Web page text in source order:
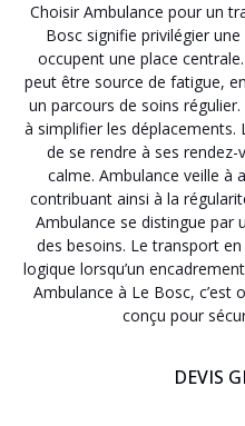
Choisir Ambulance pour un
Bosc signifie privilégier
occupent une place
peut être source de fatigue,
un parcours de soins
à simplifier les déplacements.
de se rendre à ses
calme. Ambulance veille à
contribuant ainsi à la
Ambulance se distingue par
des besoins. Le transport
logique lorsqu’un
Ambulance à Le Bosc,
conçu pour
DEVIS